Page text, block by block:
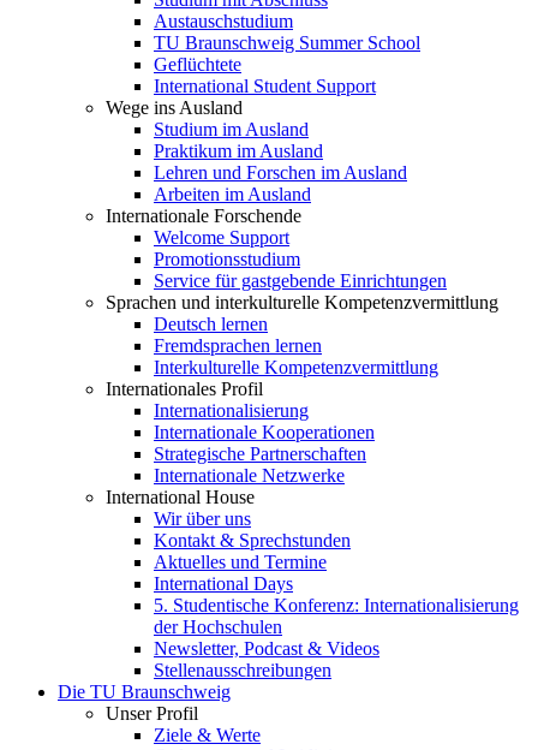
Austauschstudium
TU Braunschweig Summer School
Geflüchtete
International Student Support
Wege ins Ausland
Studium im Ausland
Praktikum im Ausland
Lehren und Forschen im Ausland
Arbeiten im Ausland
Internationale Forschende
Welcome Support
Promotionsstudium
Service für gastgebende Einrichtungen
Sprachen und interkulturelle Kompetenzvermittlung
Deutsch lernen
Fremdsprachen lernen
Interkulturelle Kompetenzvermittlung
Internationales Profil
Internationalisierung
Internationale Kooperationen
Strategische Partnerschaften
Internationale Netzwerke
International House
Wir über uns
Kontakt & Sprechstunden
Aktuelles und Termine
International Days
5. Studentische Konferenz: Internationalisierung
der Hochschulen
Newsletter, Podcast & Videos
Stellenausschreibungen
Die TU Braunschweig
Unser Profil
Ziele & Werte